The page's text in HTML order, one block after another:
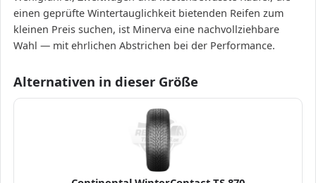
einen geprüfte Wintertauglichkeit bietenden Reifen zum
kleinen Preis suchen, ist Minerva eine nachvollziehbare
Wahl — mit ehrlichen Abstrichen bei der Performance.
Alternativen in dieser Größe